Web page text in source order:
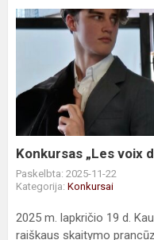
Konkursas „Les
poésie“
Konkursas „Les voix
Paskelbta: 2025-11-22
Kategorija: Konkursai
2025 m. lapkričio 19 d.
raiškaus skaitymo